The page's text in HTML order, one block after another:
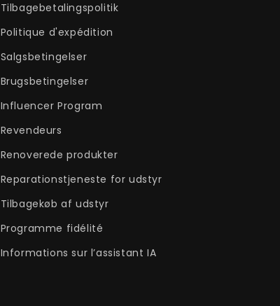
Tilbagebetalingspolitik
Politique d'expédition
Salgsbetingelser
Brugsbetingelser
Influencer Program
Revendeurs
Renoverede produkter
Reparationstjeneste for udstyr
Tilbagekøb af udstyr
Programme fidélité
Informations sur l’assistant IA